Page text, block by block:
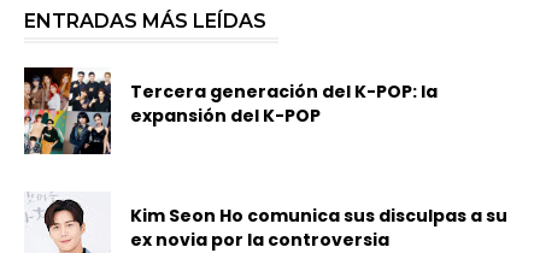
ENTRADAS MÁS LEÍDAS
Tercera generación del K-POP: la
expansión del K-POP
Kim Seon Ho comunica sus disculpas a su
ex novia por la controversia